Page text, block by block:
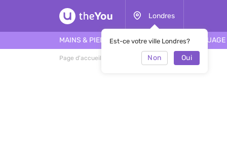
Londres
Est-ce votre ville Londres?
Non Oui
MAINS & PIEDS CHEVEUX VISAGE TATOUAGE
Page d'accueil